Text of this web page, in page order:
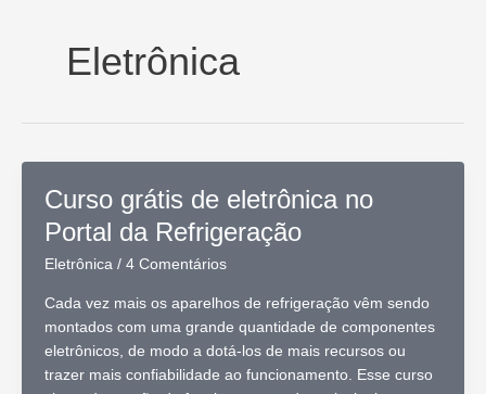
Eletrônica
Curso grátis de eletrônica no
Portal da Refrigeração
Eletrônica / 4 Comentários
Cada vez mais os aparelhos de refrigeração vêm sendo
montados com uma grande quantidade de componentes
eletrônicos, de modo a dotá-los de mais recursos ou
trazer mais confiabilidade ao funcionamento. Esse curso